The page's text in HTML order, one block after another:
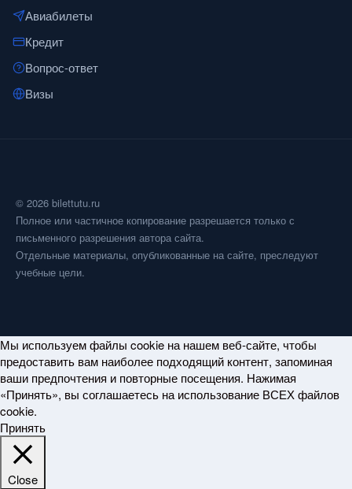
Авиабилеты
Кредит
Вопрос-ответ
Визы
© 2026 bilettutu.ru
Полное или частичное копирование разрешается только с
письменного разрешения автора сайта.
Отдельные материалы, опубликованные на сайте, преследуют
учебные цели.
Мы используем файлы cookie на нашем веб-сайте, чтобы
предоставить вам наиболее подходящий контент, запоминая
ваши предпочтения и повторные посещения. Нажимая
«Принять», вы соглашаетесь на использование ВСЕХ файлов
cookie.
Принять
Close